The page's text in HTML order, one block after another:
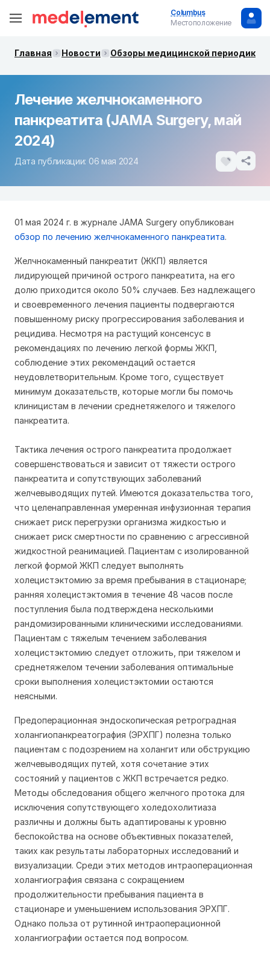
Columbus
Местоположение
Главная Новости Обзоры медицинской периодики.
Лечение желчнокаменного
панкреатита (JAMA Surgery, май
2024)
Дата публикации: 06 мая 2024
01 мая 2024 г. в журнале JAMA Surgery опубликован
обзор по лечению желчнокаменного панкреатита.
Желчнокаменный панкреатит (ЖКП) является
лидирующей причиной острого панкреатита, на его
долю приходится около 50% случаев. Без надлежащего
и своевременного лечения пациенты подвергаются
повышенному риску прогрессирования заболевания и
рецидива. Несмотря на растущий консенсус в
рекомендациях по лечению легкой формы ЖКП,
соблюдение этих рекомендаций остается
неудовлетворительным. Кроме того, существует
минимум доказательств, которые могли бы помочь
клиницистам в лечении среднетяжелого и тяжелого
панкреатита.
Тактика лечения острого панкреатита продолжает
совершенствоваться и зависит от тяжести острого
панкреатита и сопутствующих заболеваний
желчевыводящих путей. Имеются доказательства того,
что целенаправленная умеренная инфузионная терапия
снижает риск перегрузки организма жидкостью и
снижает риск смертности по сравнению с агрессивной
жидкостной реанимацией. Пациентам с изолированной
легкой формой ЖКП следует выполнять
холецистэктомию за время пребывания в стационаре;
ранняя холецистэктомия в течение 48 часов после
поступления была подтверждена несколькими
рандомизированными клиническими исследованиями.
Пациентам с тяжелым течением заболевания
холецистэктомию следует отложить, при тяжелом и
среднетяжелом течении заболевания оптимальные
сроки выполнения холецистэктомии остаются
неясными.
Предоперационная эндоскопическая ретроградная
холангиопанкреатография (ЭРХПГ) полезна только
пациентам с подозрением на холангит или обструкцию
желчевыводящих путей, хотя сочетание этих
состояний у пациентов с ЖКП встречается редко.
Методы обследования общего желчного протока для
исключения сопутствующего холедохолитиаза
различны и должны быть адаптированы к уровню
беспокойства на основе объективных показателей,
таких как результаты лабораторных исследований и
визуализации. Среди этих методов интраоперационная
холангиография связана с сокращением
продолжительности пребывания пациента в
стационаре и уменьшением использования ЭРХПГ.
Однако польза от рутинной интраоперационной
холангиографии остается под вопросом.